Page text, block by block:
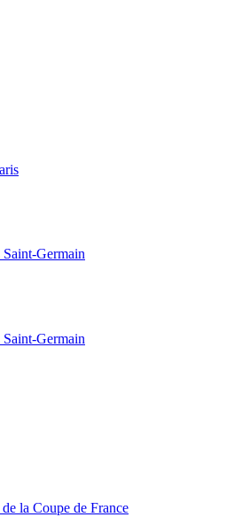
Saint-Germain
Germain
la Coupe de France